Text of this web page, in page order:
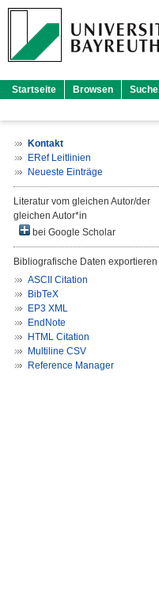
Startseite Browsen Suche
Kontakt
ERef Leitlinien
Neueste Einträge
Literatur vom gleichen Autor/der
gleichen Autor*in
bei Google Scholar
Bibliografische Daten exportieren
ASCII Citation
BibTeX
EP3 XML
EndNote
HTML Citation
Multiline CSV
Reference Manager